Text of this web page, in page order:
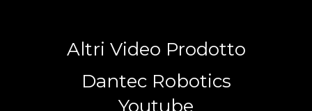
Altri Video Prodotto
Dantec Robotics
Youtube